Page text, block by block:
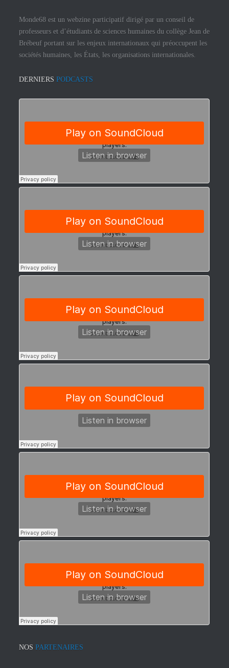
Monde68 est un webzine participatif dirigé par un conseil de
professeurs et d’étudiants de sciences humaines du collège Jean de
Brébeuf portant sur les enjeux internationaux qui préoccupent les
sociétés humaines, les États, les organisations internationales.
DERNIERS PODCASTS
NOS PARTENAIRES